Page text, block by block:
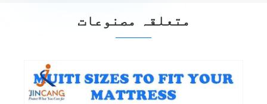
متعلقہ مصنوعات
پیئ توشک بیگ